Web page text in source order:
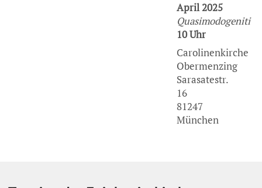
April 2025
Quasimodogeniti
10 Uhr
Carolinenkirche
Obermenzing
Sarasatestr.
16
81247
München